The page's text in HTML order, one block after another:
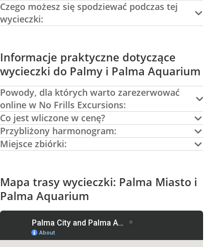
Czego możesz się spodziewać podczas tej
wycieczki:
Informacje praktyczne dotyczące
wycieczki do Palmy i Palma Aquarium
Powody, dla których warto zarezerwować
online w No Frills Excursions:
Co jest wliczone w cenę?
Przybliżony harmonogram:
Miejsce zbiórki:
Mapa trasy wycieczki: Palma Miasto i
Palma Aquarium